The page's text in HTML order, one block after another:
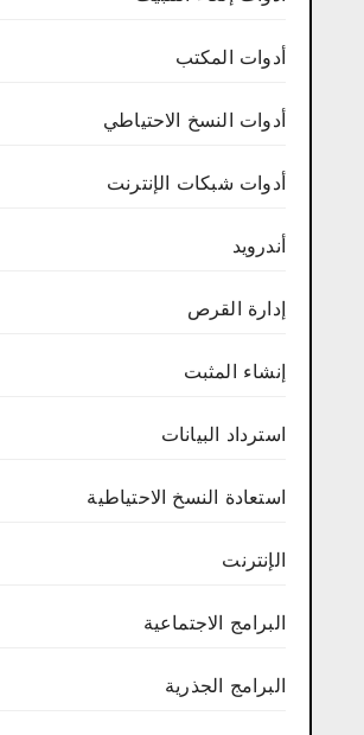
أدوات المكتب
أدوات النسخ الاحتياطي
أدوات شبكات الإنترنت
أندرويد
إدارة القرص
إنشاء المثبت
استرداد البيانات
استعادة النسخ الاحتياطية
الإنترنت
البرامج الاجتماعية
البرامج الجذرية